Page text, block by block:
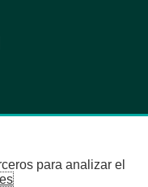
para analizar el